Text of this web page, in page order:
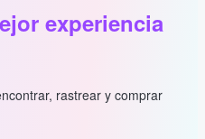
experiencia
rastrear y comprar